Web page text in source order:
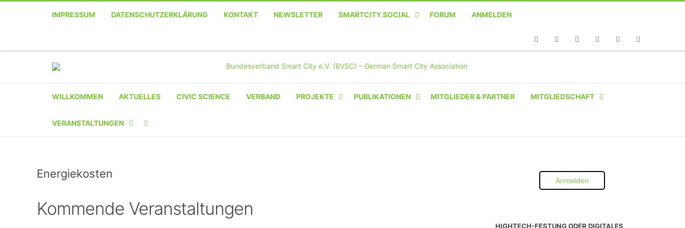
IMPRESSUM DATENSCHUTZERKLÄRUNG KONTAKT NEWSLETTER SMARTCITY.SOCIAL FORUM ANMELDEN
WILLKOMMEN AKTUELLES CIVIC SCIENCE VERBAND PROJEKTE PUBLIKATIONEN MITGLIEDER & PARTNER MITGLIEDSCHAFT
INSTITUTION
VERANSTALTUNGEN
VERANSTALTER-
VERANSTALTUNG
Energiekosten
Kommende Veranstaltungen
Anmelden
HIGHTECH-FESTUNG ODER DIGITALES